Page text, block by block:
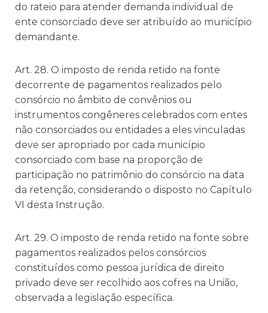
do rateio para atender demanda individual de
ente consorciado deve ser atribuído ao município
demandante.
Art. 28. O imposto de renda retido na fonte
decorrente de pagamentos realizados pelo
consórcio no âmbito de convênios ou
instrumentos congêneres celebrados com entes
não consorciados ou entidades a eles vinculadas
deve ser apropriado por cada município
consorciado com base na proporção de
participação no patrimônio do consórcio na data
da retenção, considerando o disposto no Capítulo
VI desta Instrução.
Art. 29. O imposto de renda retido na fonte sobre
pagamentos realizados pelos consórcios
constituídos como pessoa jurídica de direito
privado deve ser recolhido aos cofres na União,
observada a legislação específica.